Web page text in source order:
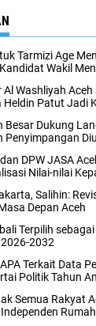
Tarmizi Age
Wakil
Washliyah
Heldin Patut Jadi
Besar Dukung
Penyimpangan
DPW JASA
Nilai-nilai
Salihin:
Depan Aceh
Terpilih
2032
Terkait Data
Politik Tahun
Semua Rakyat